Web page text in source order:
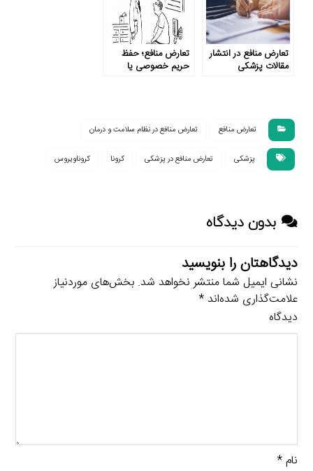
تعارض منافع در انتشار
مقالات پزشکی
تعارض منافع؛ حفظ
حریم خصوصی یا
تعارض منافع تعارض منافع در نظام سلامت و درمان
پزشکی تعارض منافع در پزشکی کرونا کروناویروس
بدون دیدگاه
دیدگاهتان را بنویسید
نشانی ایمیل شما منتشر نخواهد شد. بخش‌های موردنیاز
علامت‌گذاری شده‌اند*
دیدگاه
نام*